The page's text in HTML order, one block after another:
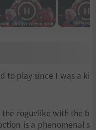
to play since I was a ki
the roguelike with the b
is a phenomenal s